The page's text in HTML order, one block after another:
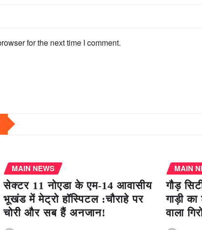
for the next time I comment.
MAIN NEWS
सेक्टर 11 नोएडा के एम-14 आवासीय
भूखंड में मेट्रो हॉस्पिटल :चौराहे पर
चोरी और सब हैं अनजान!
MAIN
गौड़
गाड़ी
वाला